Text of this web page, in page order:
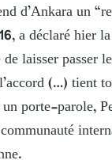
d’Ankara un
a déclaré hier
laisser passer
(…) tient
un porte-parole,